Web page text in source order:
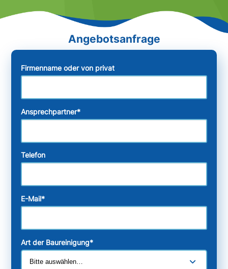
Firmenname oder von privat
Ansprechpartner*
Telefon
E-Mail*
Art der Baureinigung*